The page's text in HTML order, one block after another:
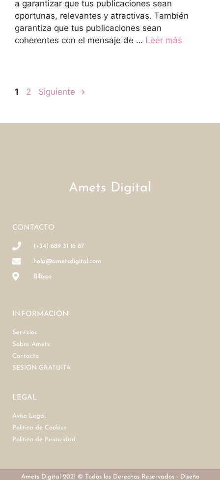
a garantizar que tus publicaciones sean
oportunas, relevantes y atractivas. También
garantiza que tus publicaciones sean
coherentes con el mensaje de … Leer más
1 2 Siguiente →
Amets Digital
CONTACTO
(+34) 689 31 16 87
hola@ametsdigital.com
Bilbao
INFORMACIÓN
Servicios
Sobre Amets
Contacto
SESIÓN GRATUITA
LEGAL
Aviso Legal
Política de Cookies
Política de Privacidad
Amets Digital 2021 © Todos los Derechos Reservados - Diseño